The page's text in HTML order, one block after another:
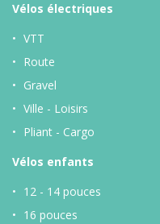
Vélos électriques
VTT
Route
Gravel
Ville - Loisirs
Pliant - Cargo
Vélos enfants
12 - 14 pouces
16 pouces